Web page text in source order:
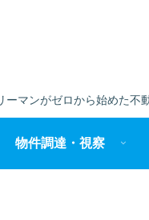
ーマンがゼロから始めた
物件調達・視察